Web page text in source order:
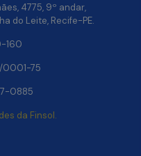
4775, 9º andar,
do Leite, Recife-PE.
160
0001-75
0885
da Finsol.